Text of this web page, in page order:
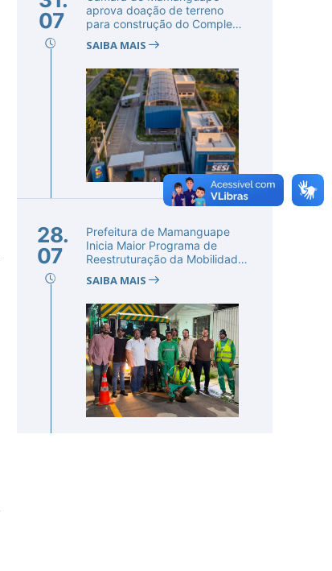
07
aprova doação de terreno
para construção do Complexo
SAIBA MAIS
28.
07
Prefeitura de Mamanguape
Inicia Maior Programa de
Reestruturação da Mobilidade
SAIBA MAIS